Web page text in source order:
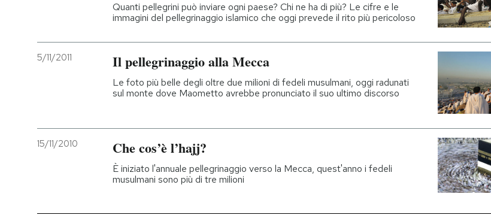
Quanti pellegrini può inviare ogni paese? Chi ne ha di più? Le cifre e le
immagini del pellegrinaggio islamico che oggi prevede il rito più pericoloso
5/11/2011 Il pellegrinaggio alla Mecca
Le foto più belle degli oltre due milioni di fedeli musulmani, oggi radunati
sul monte dove Maometto avrebbe pronunciato il suo ultimo discorso
15/11/2010 Che cos’è l’hajj?
È iniziato l'annuale pellegrinaggio verso la Mecca, quest'anno i fedeli
musulmani sono più di tre milioni